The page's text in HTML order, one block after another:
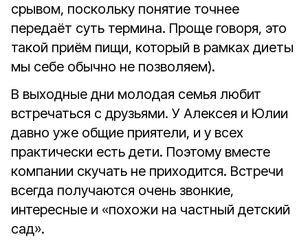
срывом, поскольку понятие точнее
передаёт суть термина. Проще говоря, это
такой приём пищи, который в рамках диеты
мы себе обычно не позволяем).
В выходные дни молодая семья любит
встречаться с друзьями. У Алексея и Юлии
давно уже общие приятели, и у всех
практически есть дети. Поэтому вместе
компании скучать не приходится. Встречи
всегда получаются очень звонкие,
интересные и «похожи на частный детский
сад».